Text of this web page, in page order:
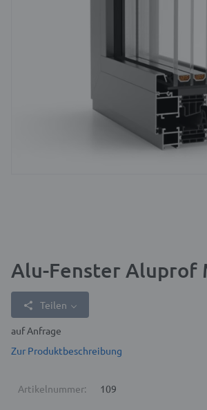
Alu-Fenster Aluprof
Teilen
auf Anfrage
Zur Produktbeschreibung
Artikelnummer: 109